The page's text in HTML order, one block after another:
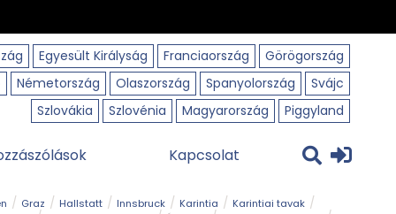
Egyesült Királyság Franciaország
Görögország
Németország Olaszország Spanyolország
Svájc
Szlovákia
Szlovénia Magyarország Piggyland
Kapcsolat
Graz Hallstatt Innsbruck Karintia
Karintiai tavak